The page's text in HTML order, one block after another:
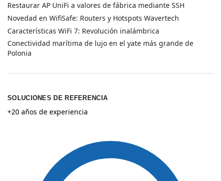
Restaurar AP UniFi a valores de fábrica mediante SSH
Novedad en WifiSafe: Routers y Hotspots Wavertech
Características WiFi 7: Revolución inalámbrica
Conectividad marítima de lujo en el yate más grande de
Polonia
SOLUCIONES DE REFERENCIA
+20 años de experiencia